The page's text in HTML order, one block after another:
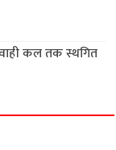
कल तक स्थगित